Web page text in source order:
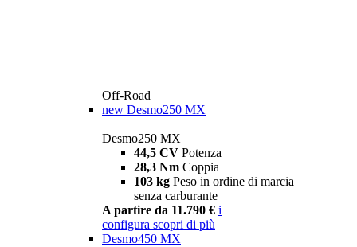
Off-Road
new Desmo250 MX
Desmo250 MX
44,5 CV Potenza
28,3 Nm Coppia
103 kg Peso in ordine di marcia
senza carburante
A partire da 11.790 € i
configura scopri di più
Desmo450 MX